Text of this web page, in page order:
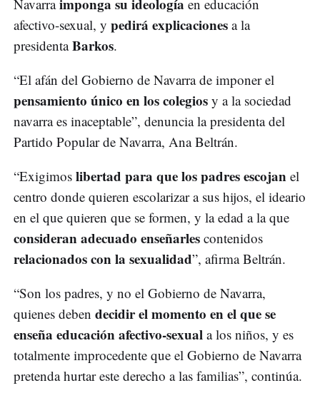
Navarraimponga su ideología en educación
afectivo-sexual, y pedirá explicaciones a la
presidentaBarkos.
“El afán del Gobierno de Navarra de imponer el
pensamiento único en los colegios y a la sociedad
navarra es inaceptable”, denuncia la presidenta del
Partido Popular de Navarra, Ana Beltrán.
“Exigimos libertad para que los padres escojan el
centro donde quieren escolarizar a sus hijos, el ideario
en el que quieren que se formen, y la edad a la que
consideran adecuado enseñarles contenidos
relacionados con la sexualidad”, afirma Beltrán.
“Son los padres, y no el Gobierno de Navarra,
quienes deben decidir el momento en el que se
enseña educación afectivo-sexual a los niños, y es
totalmente improcedente que el Gobierno de Navarra
pretenda hurtar este derecho a las familias”, continúa.